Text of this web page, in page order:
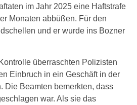
im Jahr 2025 eine Haftstrafe
Monaten abbüßen. Für den
und er wurde ins Bozner
überraschten Polizisten
Einbruch in ein Geschäft in der
Die Beamten bemerkten, dass
war. Als sie das